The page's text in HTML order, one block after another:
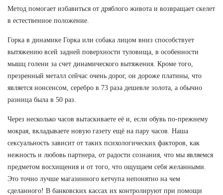
Метод помогает избавиться от дряблого живота и возвращает скелет
в естественное положение.
Горка в динамике Горка или собака лицом вниз способствует
вытяжению всей задней поверхности туловища, в особенности
мышц голени за счет динамического вытяжения. Кроме того,
презренный металл сейчас очень дорог, он дороже платины, что
является нонсенсом, серебро в 73 раза дешевле золота, а обычно
разница была в 50 раз.
Через несколько часов вытаскиваете её и, если обувь по-прежнему
мокрая, вкладываете новую газету ещё на пару часов. Наша
сексуальность зависит от таких психологических факторов, как
нежность и любовь партнера, от радости сознания, что мы являемся
предметом восхищения и от того, что ощущаем себя желанными.
Это точно лучше магазинного кетчупа непонятно на чем
сделанного! В банковских кассах их контролируют при помощи